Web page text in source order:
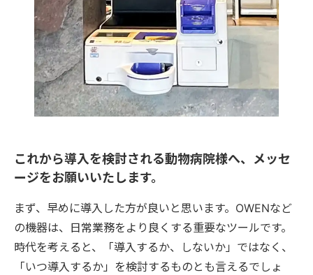
これから導入を検討される動物病院様へ、メッセ
ージをお願いいたします。
まず、早めに導入した方が良いと思います。OWENなど
の機器は、日常業務をより良くする重要なツールです。
時代を考えると、「導入するか、しないか」ではなく、
「いつ導入するか」を検討するものとも言えるでしょ